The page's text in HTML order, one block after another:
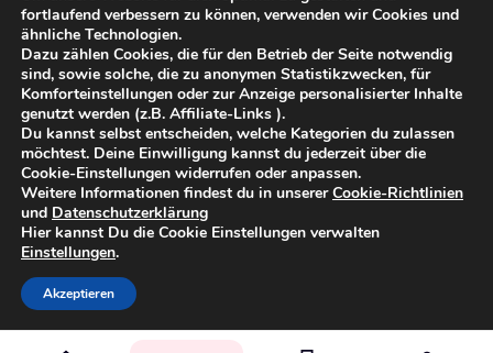
Anzeige aufgeben
Kategorien
Inseln
ImpressumDatenschutzAGB Sicher inserierenModerationsrichtlinien
fortlaufend verbessern zu können, verwenden wir Cookies und
ähnliche Technologien.
Dazu zählen Cookies, die für den Betrieb der Seite notwendig
sind, sowie solche, die zu anonymen Statistikzwecken, für
Komforteinstellungen oder zur Anzeige personalisierter Inhalte
genutzt werden (z.B. Affiliate-Links ).
Du kannst selbst entscheiden, welche Kategorien du zulassen
möchtest. Deine Einwilligung kannst du jederzeit über die
Cookie-Einstellungen widerrufen oder anpassen.
Weitere Informationen findest du in unsererCookie-Richtlinien
und Datenschutzerklärung
Hier kannst Du die Cookie Einstellungen verwalten
Einstellungen.
Akzeptieren